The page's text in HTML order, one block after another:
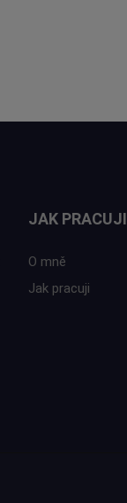
JAK PRACUJI
O mně
Jak pracuji